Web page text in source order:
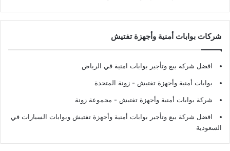
شركات بوابات أمنية وأجهزة تفتيش
افضل شركة بيع وتأجير بوابات امنية في الرياض
بوابات أمنية وأجهزة تفتيش - زونة المتحدة
شركة بوابات أمنية وأجهزة تفتيش - مجموعة زونة
افضل شركة بيع وتأجير بوابات أمنية وأجهزة تفتيش وبوابات السيارات في
السعودية